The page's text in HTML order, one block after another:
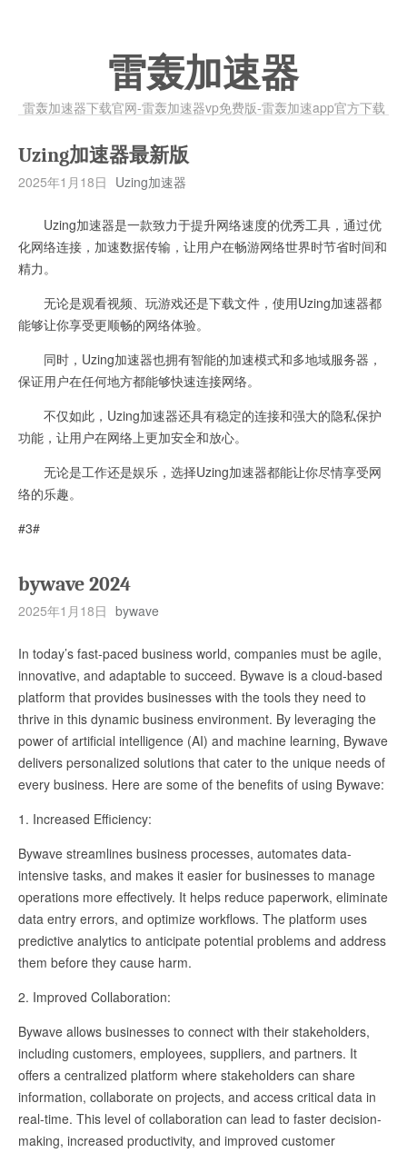
雷轰加速器
雷轰加速器下载官网-雷轰加速器vp免费版-雷轰加速app官方下载
Uzing加速器最新版
2025年1月18日 Uzing加速器
Uzing加速器是一款致力于提升网络速度的优秀工具，通过优
化网络连接，加速数据传输，让用户在畅游网络世界时节省时间和
精力。
无论是观看视频、玩游戏还是下载文件，使用Uzing加速器都
能够让你享受更顺畅的网络体验。
同时，Uzing加速器也拥有智能的加速模式和多地域服务器，
保证用户在任何地方都能够快速连接网络。
不仅如此，Uzing加速器还具有稳定的连接和强大的隐私保护
功能，让用户在网络上更加安全和放心。
无论是工作还是娱乐，选择Uzing加速器都能让你尽情享受网
络的乐趣。
#3#
bywave 2024
2025年1月18日 bywave
In today’s fast-paced business world, companies must be agile,
innovative, and adaptable to succeed. Bywave is a cloud-based
platform that provides businesses with the tools they need to
thrive in this dynamic business environment. By leveraging the
power of artificial intelligence (AI) and machine learning, Bywave
delivers personalized solutions that cater to the unique needs of
every business. Here are some of the benefits of using Bywave:
1. Increased Efficiency:
Bywave streamlines business processes, automates data-
intensive tasks, and makes it easier for businesses to manage
operations more effectively. It helps reduce paperwork, eliminate
data entry errors, and optimize workflows. The platform uses
predictive analytics to anticipate potential problems and address
them before they cause harm.
2. Improved Collaboration:
Bywave allows businesses to connect with their stakeholders,
including customers, employees, suppliers, and partners. It
offers a centralized platform where stakeholders can share
information, collaborate on projects, and access critical data in
real-time. This level of collaboration can lead to faster decision-
making, increased productivity, and improved customer